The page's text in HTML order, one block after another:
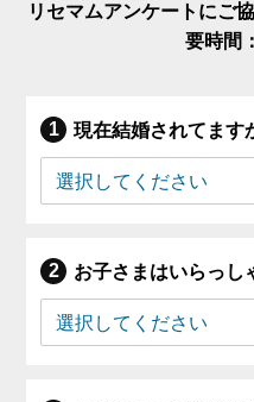
リセマムアンケートにご
要時間
現在結婚されてます
お子さまはいらっし